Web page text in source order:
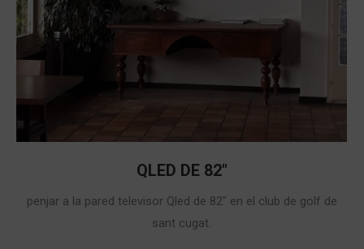
QLED DE 82″
penjar a la pared televisor Qled de 82″ en el club de golf de
sant cugat.